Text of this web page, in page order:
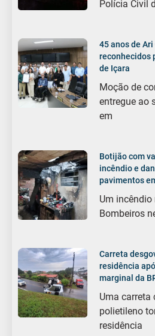
Polícia Civil
45 anos de
reconhecidos
de Içara
Moção de
entregue ao
em
Botijão com
incêndio e
pavimentos
Um
Bombeiros
Carreta
residência
marginal da
Uma carreta
polietileno
residência